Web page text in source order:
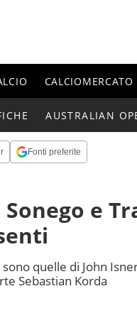
CALCIOMERCATO
AUSTRALIAN
Fonti preferite
Sonego e
quelle di John
Sebastian Korda